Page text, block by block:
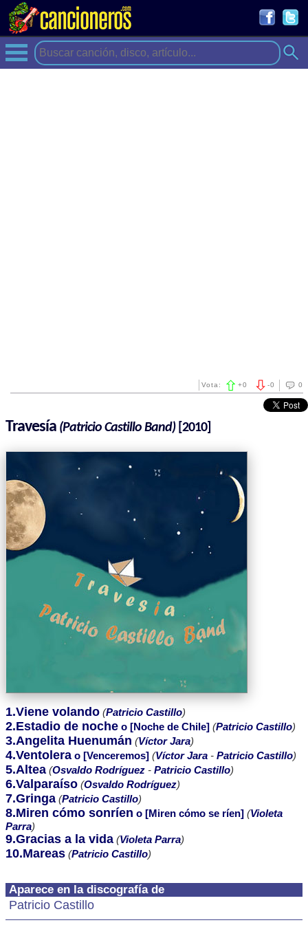
0
-0
Vota: +0
Travesía (Patricio Castillo Band)[2010]
Aparece en la discografía de
Patricio Castillo
1.Viene volando (Patricio Castillo)
2.Estadio de noche o [Noche de Chile] (Patricio Castillo)
3.Angelita Huenumán (Víctor Jara)
4.Ventolera o [Venceremos] (Víctor Jara - Patricio Castillo)
5.Altea (Osvaldo Rodríguez - Patricio Castillo)
6.Valparaíso (Osvaldo Rodríguez)
7.Gringa (Patricio Castillo)
8.Miren cómo sonríen o [Miren cómo se ríen] (Violeta
Parra)
9.Gracias a la vida (Violeta Parra)
10.Mareas (Patricio Castillo)